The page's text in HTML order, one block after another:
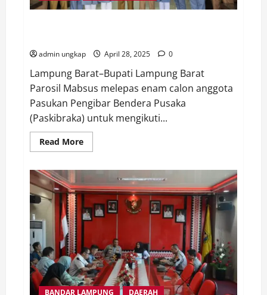
admin ungkap April 28, 2025 0
Lampung Barat–Bupati Lampung Barat
Parosil Mabsus melepas enam calon anggota
Pasukan Pengibar Bendera Pusaka
(Paskibraka) untuk mengikuti...
Read MoreRead
more
Calon
Paskibraka
Tingkat
Provinsi
dan
Nasional
Mabsus
Janjikan
Reward.
BANDAR LAMPUNG DAERAH